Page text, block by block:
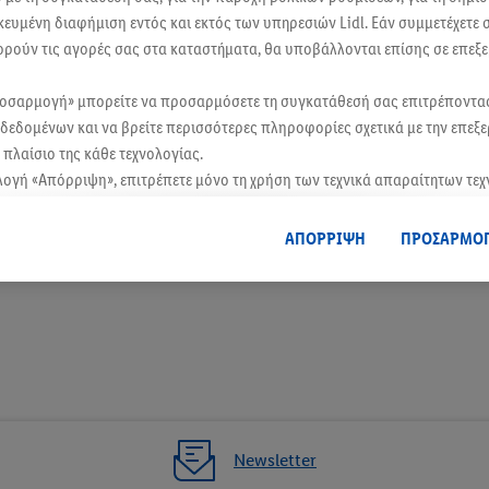
μας θα ανακαλύψεις μια μεγάλη ποικιλία τροφίμων, βιολογικών
Πέμπτη, ή επισκέψου την ιστοσελίδα μας. Είμαστε ιδανικοί για τις
Για ακόμα περισσότερες προσφορές και κουπόνια, κατέβασε την
Ορισμός ως αγαπημένο κατάστημα
Newsletter
διαφήμιση εντός και εκτός των υπηρεσιών Lidl. Εάν
τις αγορές σας στα καταστήματα, θα υποβάλλονται επίσης σε
μπορείτε να προσαρμόσετε τη συγκατάθεσή σας
και να βρείτε περισσότερες πληροφορίες σχετικά με την
της κάθε τεχνολογίας.
«Απόρριψη», επιτρέπετε μόνο τη χρήση των τεχνικά απαραίτητων
μεταξύ άλλων για την περίοδο αποθήκευσης των δεδομένων και το
νομικά στοιχεία της εταιρείας μας εδώ.
ΑΠΟΡΡΙΨΗ